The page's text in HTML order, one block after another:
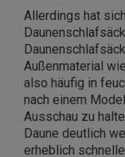
Allerdings hat
Außenmaterial
also häufig in
nach einem
Ausschau zu
Daune deutlich
erheblich